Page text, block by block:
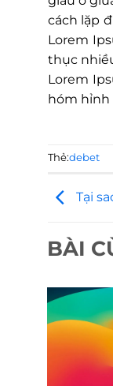
cách lặp
Lorem
thục
Lorem
hóm
Thẻ:debet
Tại
BÀI